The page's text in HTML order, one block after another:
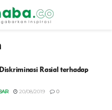
Rasial terhadap
20/08/2019 0